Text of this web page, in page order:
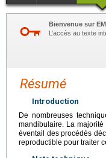
Bienvenue sur
L’accès au texte
Résumé
Introduction
De nombreuses
mandibulaire. La
éventail des procédés
reproductible pour traiter